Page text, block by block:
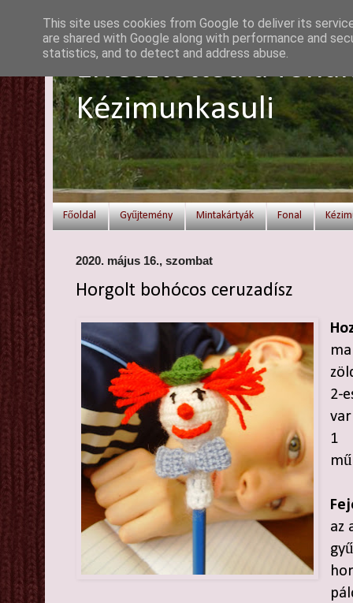
Elvesztetted a
Kézimunkasuli
Főoldal Gyűjtemény Mintakártyák Fonal
2020. május 16., szombat
Horgolt bohócos ceruzadísz
2-
1
az
This site uses cookies from Google to deliver its
are shared with Google along with performance and
statistics, and to detect and address abuse.